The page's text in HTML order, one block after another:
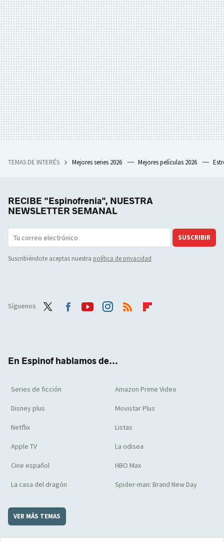
TEMAS DE INTERÉS Mejores series 2026 Mejores películas 2026
RECIBE "Espinofrenia", NUESTRA
NEWSLETTER SEMANAL
SUSCRIBIR
Suscribiéndote aceptas nuestra política de privacidad
Síguenos
En Espinof hablamos de...
Series de ficción Amazon Prime Video
Disney plus Movistar Plus
Netflix Listas
Apple TV La odisea
Cine español HBO Max
La casa del dragón Spider-man: Brand New Day
VER MÁS TEMAS